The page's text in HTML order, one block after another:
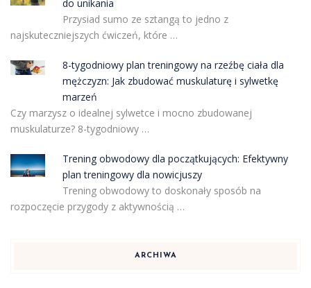
do unikania
Przysiad sumo ze sztangą to jedno z
najskuteczniejszych ćwiczeń, które …
8-tygodniowy plan treningowy na rzeźbę ciała dla
mężczyzn: Jak zbudować muskulaturę i sylwetkę
marzeń
Czy marzysz o idealnej sylwetce i mocno zbudowanej
muskulaturze? 8-tygodniowy …
Trening obwodowy dla początkujących: Efektywny
plan treningowy dla nowicjuszy
Trening obwodowy to doskonały sposób na
rozpoczęcie przygody z aktywnością …
ARCHIWA